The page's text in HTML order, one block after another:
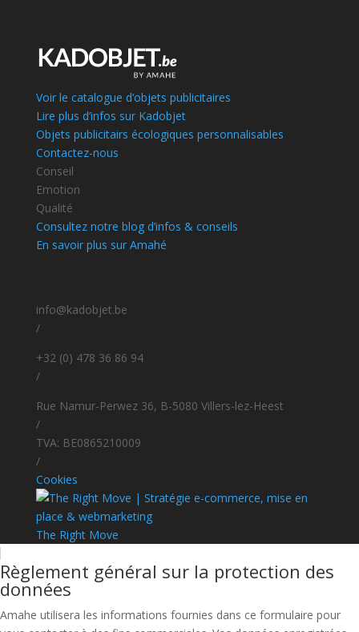
Voir le catalogue d’objets publicitaires
Lire plus d’infos sur Kadobjet
Objets publicitairs écologiques personnalisables
Contactez-nous
Conseil
Emotion
Qualité
Consultez notre blog d’infos & conseils
En savoir plus sur Amahé
info@kadobjet.be
/
+32 (0) 478 36 86 94
/
Rue Namur-Perwez 36, B-5080 Villers-lez-Heest
/
TVA: BE0865210009
/
Cookies
The Right Move
Règlement général sur la protection des
données
Amahe utilisera les informations fournies dans ce formulaire pour